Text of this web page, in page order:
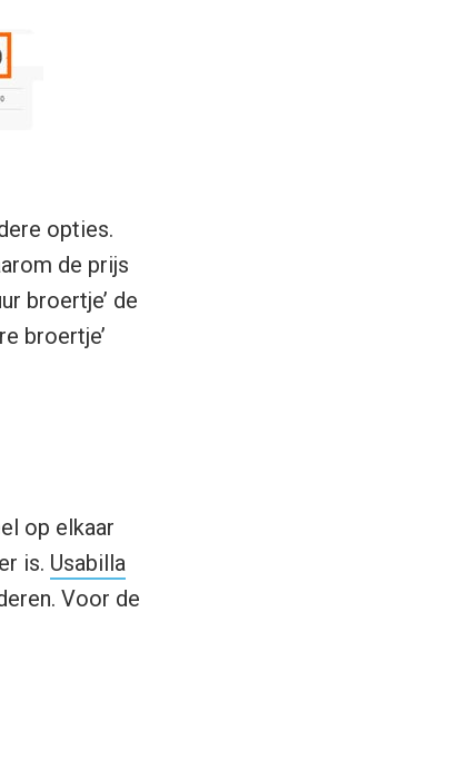
opties.
de prijs
broertje’ de
broertje’
op elkaar
is. Usabilla
Voor de